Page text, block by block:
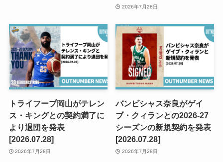
2026年7月28日
トライフープ岡山がテレン
ス・キングとの契約満了に
より退団を発表
[2026.07.28]
2026年7月28日
バンビシャス奈良がゲイ
ブ・クィランとの2026-27
シーズンの新規契約を発表
[2026.07.28]
2026年7月28日